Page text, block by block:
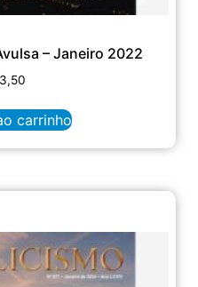
– Janeiro 2022
carrinho